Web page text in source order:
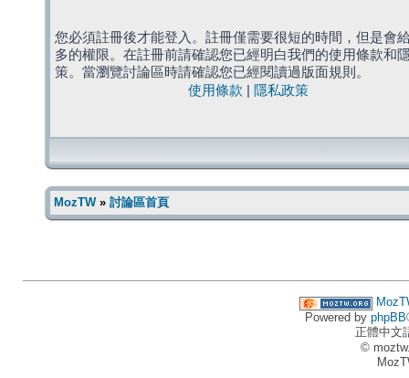
您必須註冊後才能登入。註冊僅需要很短的時間，但是會
多的權限。在註冊前請確認您已經明白我們的使用條款和
策。當瀏覽討論區時請確認您已經閱讀過版面規則。
使用條款
隱私政策
MozTW» 討論區首頁
Powered by phpBB
正體中文
©